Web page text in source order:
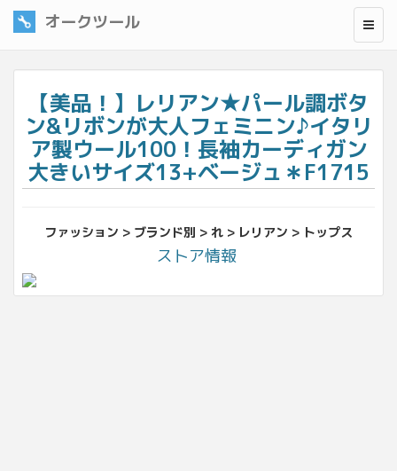
オークツール
【美品！】レリアン★パール調ボタ
ン&リボンが大人フェミニン♪イタリ
ア製ウール100！長袖カーディガン
大きいサイズ13+ベージュ＊F1715
ファッション > ブランド別 > れ > レリアン > トップス
ストア情報